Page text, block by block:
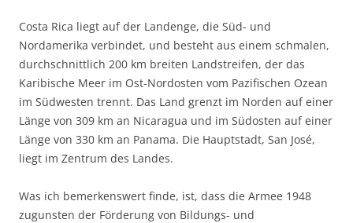
Costa Rica liegt auf der Landenge, die Süd- und
Nordamerika verbindet, und besteht aus einem schmalen,
durchschnittlich 200 km breiten Landstreifen, der das
Karibische Meer im Ost-Nordosten vom Pazifischen Ozean
im Südwesten trennt. Das Land grenzt im Norden auf einer
Länge von 309 km an Nicaragua und im Südosten auf einer
Länge von 330 km an Panama. Die Hauptstadt, San José,
liegt im Zentrum des Landes.
Was ich bemerkenswert finde, ist, dass die Armee 1948
zugunsten der Förderung von Bildungs- und